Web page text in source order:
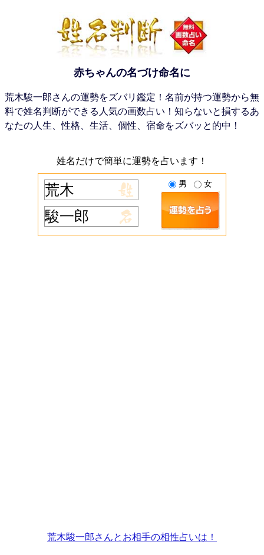
赤ちゃんの名づけ命名に
荒木駿一郎さんの運勢をズバリ鑑定！名前が持つ運勢から無
料で姓名判断ができる人気の画数占い！知らないと損するあ
なたの人生、性格、生活、個性、宿命をズバッと的中！
姓名だけで簡単に運勢を占います！
男 女
荒木駿一郎さんとお相手の相性占いは！